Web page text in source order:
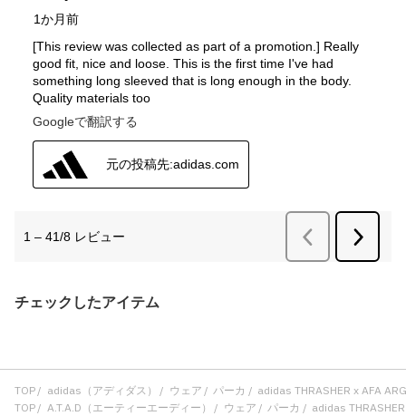
チェックしたアイテム
TOP adidas（アディダス） ウェア パーカ
adidas THRASHER x AFA
TOP
A.T.A.D（エーティーエーディー） ウェア パーカ adidas